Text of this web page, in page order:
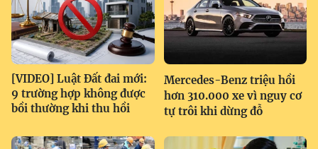
[VIDEO] Luật Đất đai mới:
9 trường hợp không được
bồi thường khi thu hồi
Mercedes-Benz triệu hồi
hơn 310.000 xe vì nguy cơ
tự trôi khi dừng đỗ